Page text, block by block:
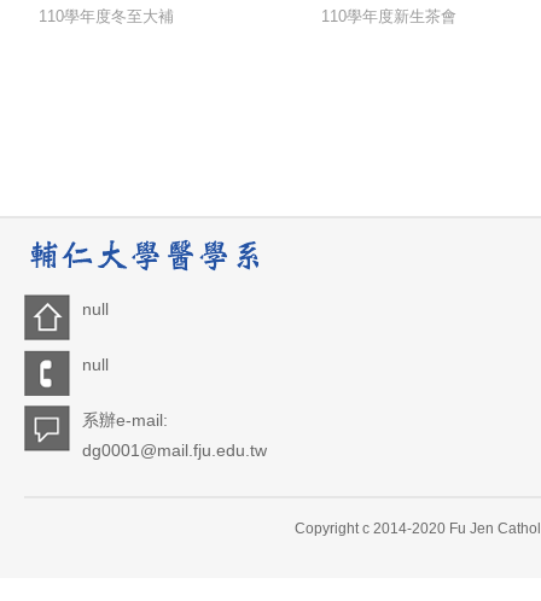
110學年度冬至大補 110學年度新生茶會
null
null
系辦e-mail:
dg0001@mail.fju.edu.tw
Copyright c 2014-2020 Fu Jen